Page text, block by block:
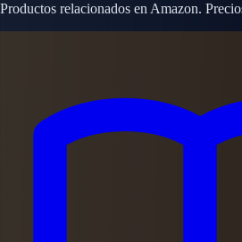
Productos relacionados en Amazon.